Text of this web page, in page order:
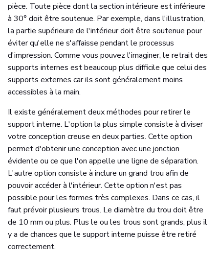
pièce. Toute pièce dont la section intérieure est inférieure
à 30° doit être soutenue. Par exemple, dans l'illustration,
la partie supérieure de l'intérieur doit être soutenue pour
éviter qu'elle ne s'affaisse pendant le processus
d'impression. Comme vous pouvez l'imaginer, le retrait des
supports internes est beaucoup plus difficile que celui des
supports externes car ils sont généralement moins
accessibles à la main.
Il existe généralement deux méthodes pour retirer le
support interne. L'option la plus simple consiste à diviser
votre conception creuse en deux parties. Cette option
permet d'obtenir une conception avec une jonction
évidente ou ce que l'on appelle une ligne de séparation.
L'autre option consiste à inclure un grand trou afin de
pouvoir accéder à l'intérieur. Cette option n'est pas
possible pour les formes très complexes. Dans ce cas, il
faut prévoir plusieurs trous. Le diamètre du trou doit être
de 10 mm ou plus. Plus le ou les trous sont grands, plus il
y a de chances que le support interne puisse être retiré
correctement.